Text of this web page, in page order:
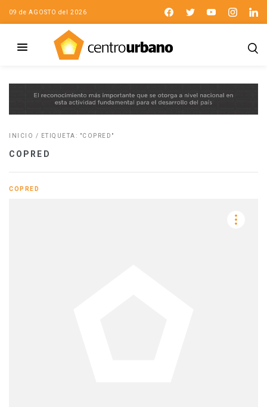
09 de AGOSTO del 2026
INICIO / ETIQUETA: "COPRED"
COPRED
COPRED